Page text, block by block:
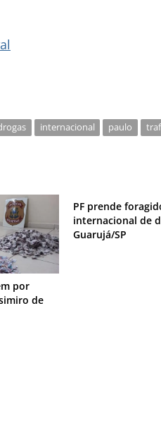
internacional paulo
por
de
PF prende
internacional de
Guarujá/SP